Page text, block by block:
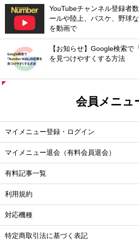
YouTubeチャンネル登録者
ールや陸上、バスケ、野球
を動画で
【お知らせ】Google検索で
を見つけやすくする方法
会員メニュ
マイメニュー登録・ログイン
マイメニュー退会（有料会員退会）
有料記事一覧
利用規約
対応機種
特定商取引法に基づく表記